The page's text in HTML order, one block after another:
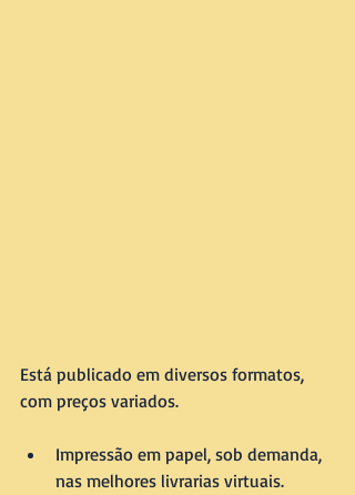
Está publicado em diversos formatos,
com preços variados.
Impressão em papel, sob demanda,
nas melhores livrarias virtuais.